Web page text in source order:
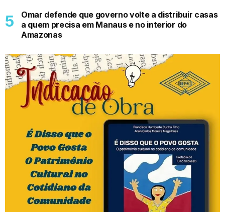
Omar defende que governo volte a distribuir casas
a quem precisa em Manaus e no interior do
Amazonas